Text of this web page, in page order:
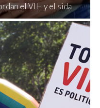
el VIH y el sida